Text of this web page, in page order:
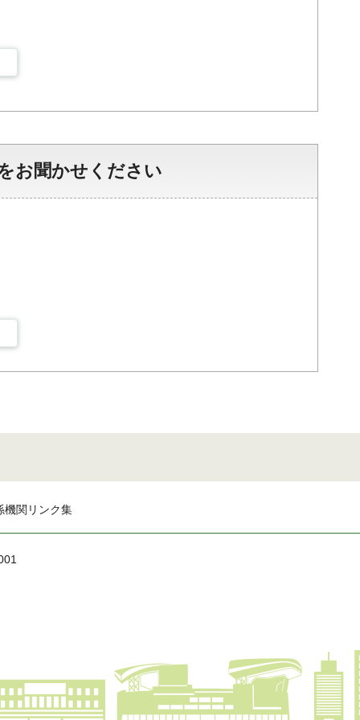
お聞かせください
機関リンク集